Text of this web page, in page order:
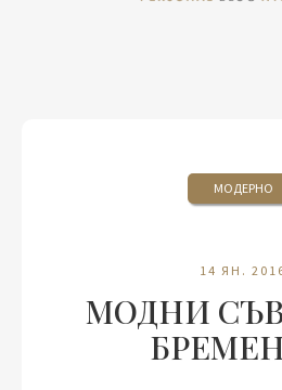
МОДЕРНО
14 ЯН.
МОДНИ